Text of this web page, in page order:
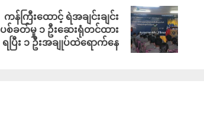
ကန်ကြီးထောင့် ရဲအချင်းချင်း
ပစ်ခတ်မှု ၁ ဦးဆေးရုံတင်ထား
ရပြီး ၁ ဦးအချုပ်ထဲရောက်နေ